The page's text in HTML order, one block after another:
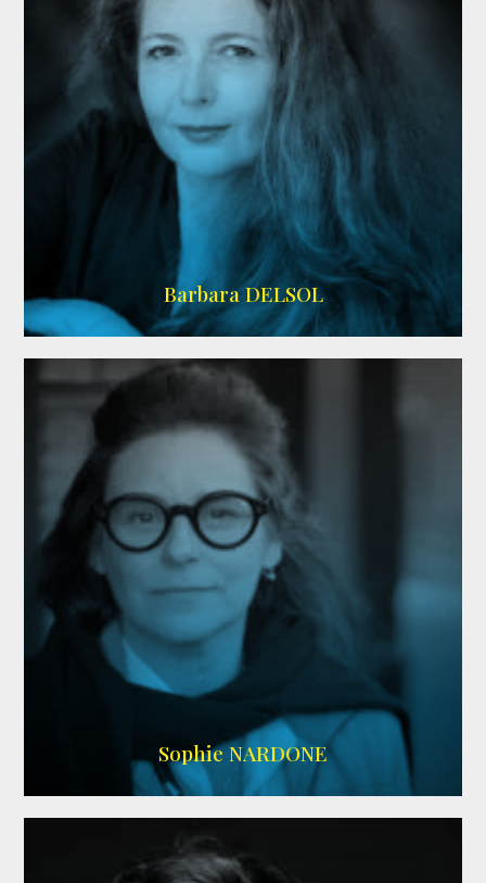
IMDB
Barbara DELSOL
RS DOUBLAGE,WIKIPEDIA
Sophie NARDONE